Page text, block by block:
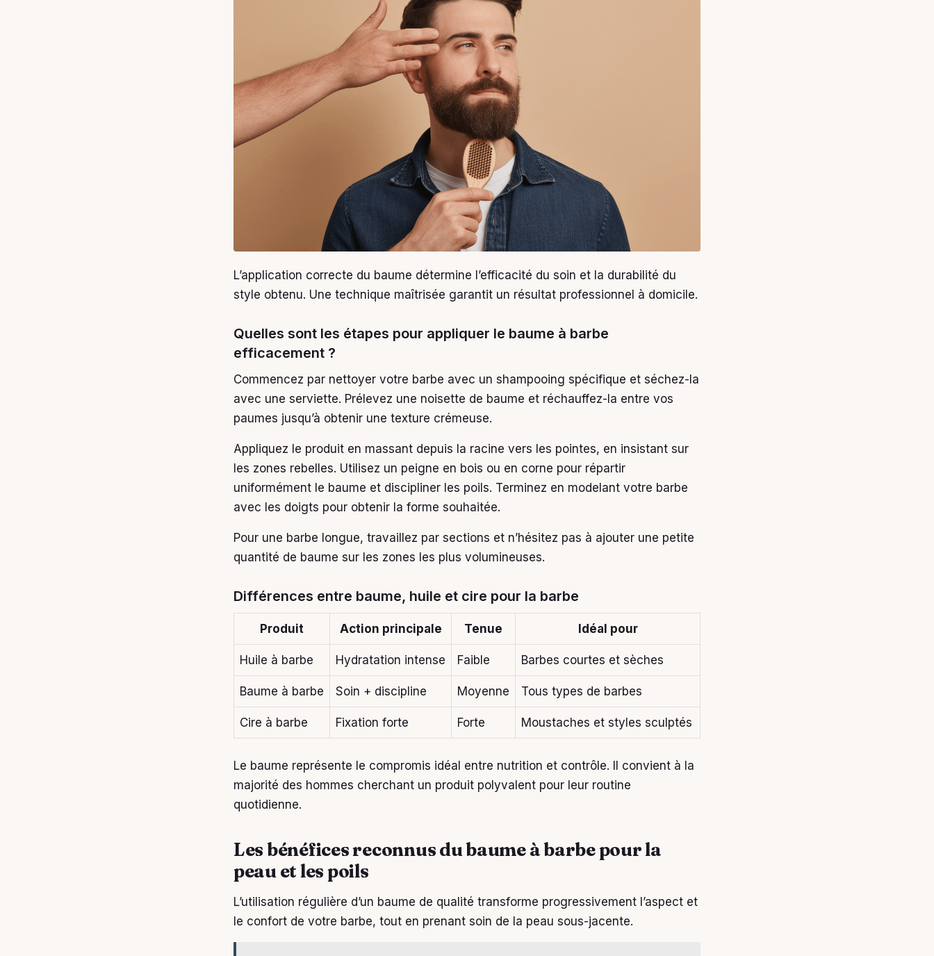
L’application correcte du baume détermine l’efficacité du soin et la durabilité du
style obtenu. Une technique maîtrisée garantit un résultat professionnel à domicile.
Quelles sont les étapes pour appliquer le baume à barbe
efficacement ?
Commencez par nettoyer votre barbe avec un shampooing spécifique et séchez-la
avec une serviette. Prélevez une noisette de baume et réchauffez-la entre vos
paumes jusqu’à obtenir une texture crémeuse.
Appliquez le produit en massant depuis la racine vers les pointes, en insistant sur
les zones rebelles. Utilisez un peigne en bois ou en corne pour répartir
uniformément le baume et discipliner les poils. Terminez en modelant votre barbe
avec les doigts pour obtenir la forme souhaitée.
Pour une barbe longue, travaillez par sections et n’hésitez pas à ajouter une petite
quantité de baume sur les zones les plus volumineuses.
Différences entre baume, huile et cire pour la barbe
Produit Action principale Tenue Idéal pour
Huile à barbe Hydratation intense Faible Barbes courtes et sèches
Baume à barbe Soin + discipline Moyenne Tous types de barbes
Cire à barbe Fixation forte Forte Moustaches et styles sculptés
Le baume représente le compromis idéal entre nutrition et contrôle. Il convient à la
majorité des hommes cherchant un produit polyvalent pour leur routine
quotidienne.
Les bénéfices reconnus du baume à barbe pour la
peau et les poils
L’utilisation régulière d’un baume de qualité transforme progressivement l’aspect et
le confort de votre barbe, tout en prenant soin de la peau sous-jacente.